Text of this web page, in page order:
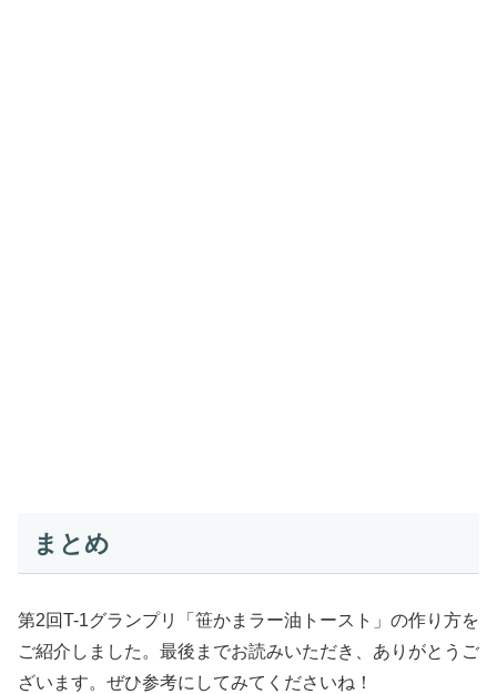
まとめ
第2回T-1グランプリ「笹かまラー油トースト」の作り方を
ご紹介しました。最後までお読みいただき、ありがとうご
ざいます。ぜひ参考にしてみてくださいね！